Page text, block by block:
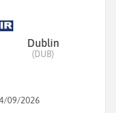
Dublin
(DUB)
09/2026